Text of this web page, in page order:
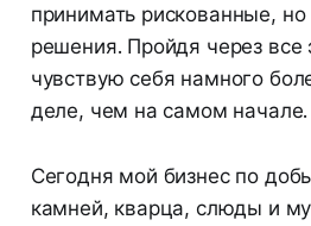
принимать рискованные,
решения. Пройдя через все
чувствую себя намного
деле, чем на самом начале.
Сегодня мой бизнес по
камней, кварца, слюды и